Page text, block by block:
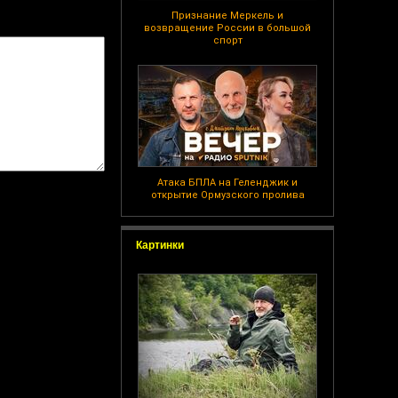
Признание Меркель и
возвращение России в большой
спорт
Атака БПЛА на Геленджик и
открытие Ормузского пролива
Картинки